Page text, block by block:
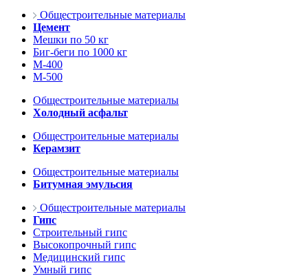
Общестроительные материалы
Цемент
Мешки по 50 кг
Биг-беги по 1000 кг
М-400
М-500
Общестроительные материалы
Холодный асфальт
Общестроительные материалы
Керамзит
Общестроительные материалы
Битумная эмульсия
Общестроительные материалы
Гипс
Строительный гипс
Высокопрочный гипс
Медицинский гипс
Умный гипс